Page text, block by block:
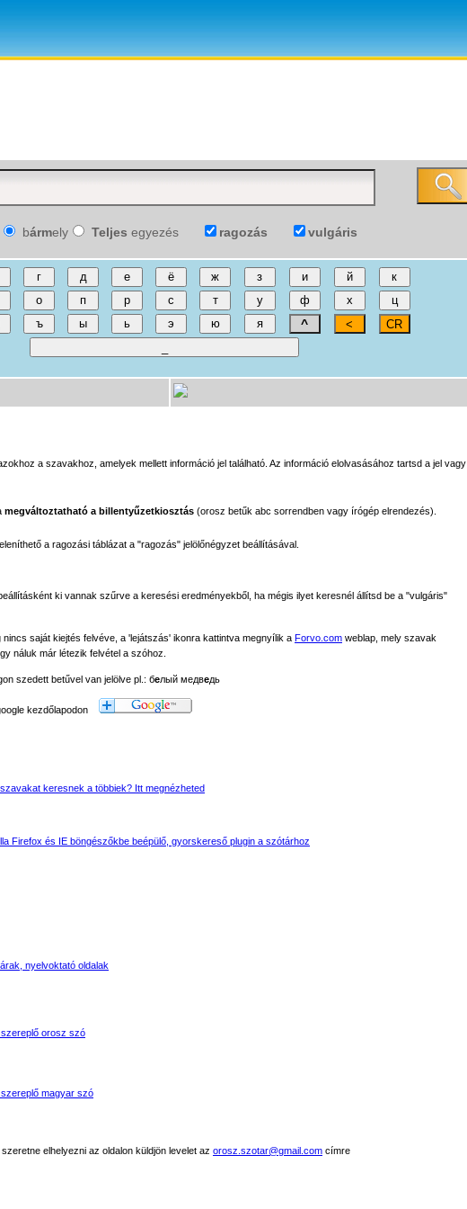
bármely Teljes egyezés ragozás vulgáris
a szavakhoz, amelyek mellett információ jel található. Az információ elolvasásához tartsd a jel vagy
megváltoztatható a billentyűzetkiosztás (orosz betűk abc sorrendben vagy írógép elrendezés).
a ragozási táblázat a "ragozás" jelölőnégyzet beállításával.
ki vannak szűrve a keresési eredményekből, ha mégis ilyet keresnél állítsd be a "vulgáris"
saját kiejtés felvéve, a 'lejátszás' ikonra kattintva megnyílik a Forvo.com weblap, mely szavak
náluk már létezik felvétel a szóhoz.
szedett betűvel van jelölve pl.: белый медведь
kezdőlapodon
keresnek a többiek? Itt megnézheted
Firefox és IE böngészőkbe beépülő, gyorskereső plugin a szótárhoz
nyelvoktató oldalak
orosz szó
magyar szó
elhelyezni az oldalon küldjön levelet az orosz.szotar@gmail.com címre